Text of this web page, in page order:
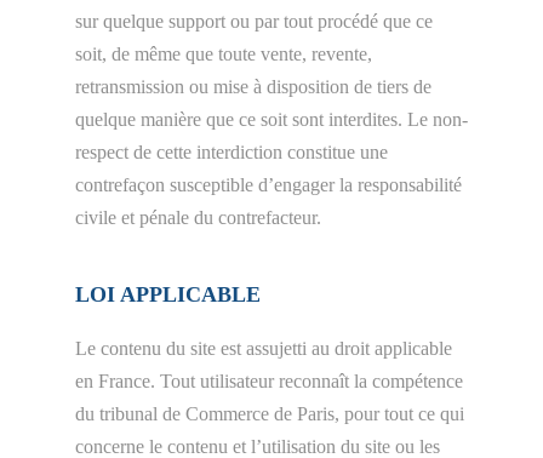
sur quelque support ou par tout procédé que ce
soit, de même que toute vente, revente,
retransmission ou mise à disposition de tiers de
quelque manière que ce soit sont interdites. Le non-
respect de cette interdiction constitue une
contrefaçon susceptible d’engager la responsabilité
civile et pénale du contrefacteur.
LOI APPLICABLE
Le contenu du site est assujetti au droit applicable
en France. Tout utilisateur reconnaît la compétence
du tribunal de Commerce de Paris, pour tout ce qui
concerne le contenu et l’utilisation du site ou les